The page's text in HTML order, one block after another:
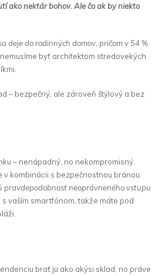
ako nektár bohov. Ale čo ak by niekto
deje do rodinných domov, pričom v 54 %
byť architektom stredovekých
– bezpečný, ale zároveň štýlový a bez
– nenápadný, no nekompromisný.
kombinácii s bezpečnostnou bránou.
pravdepodobnosť neoprávneného vstupu
vaším smartfónom, takže máte pod
brať ju ako akýsi sklad, no práve